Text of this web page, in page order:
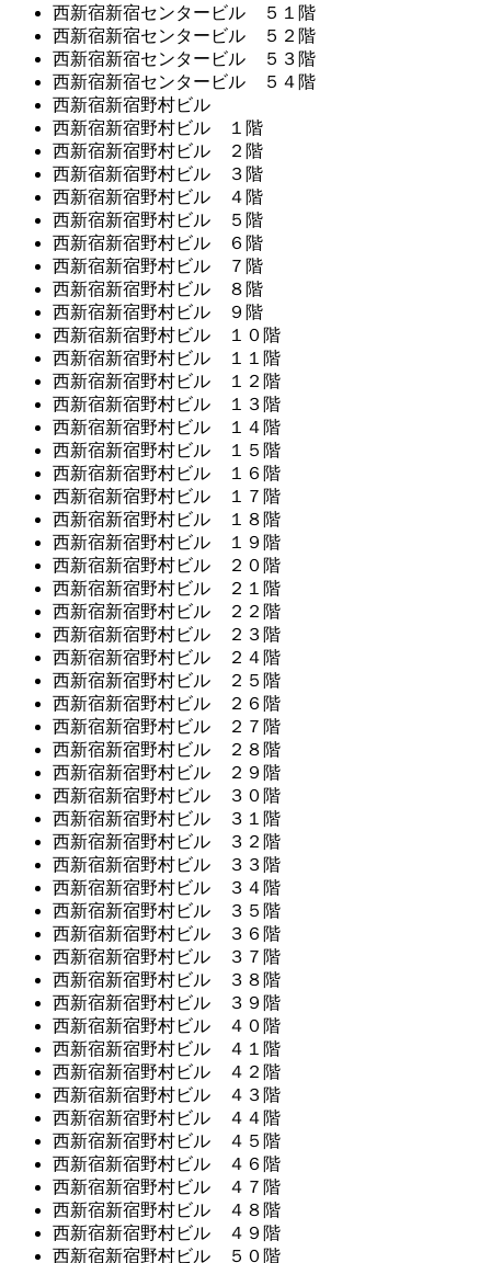
西新宿新宿センタービル ５１階
西新宿新宿センタービル ５２階
西新宿新宿センタービル ５３階
西新宿新宿センタービル ５４階
西新宿新宿野村ビル
西新宿新宿野村ビル １階
西新宿新宿野村ビル ２階
西新宿新宿野村ビル ３階
西新宿新宿野村ビル ４階
西新宿新宿野村ビル ５階
西新宿新宿野村ビル ６階
西新宿新宿野村ビル ７階
西新宿新宿野村ビル ８階
西新宿新宿野村ビル ９階
西新宿新宿野村ビル １０階
西新宿新宿野村ビル １１階
西新宿新宿野村ビル １２階
西新宿新宿野村ビル １３階
西新宿新宿野村ビル １４階
西新宿新宿野村ビル １５階
西新宿新宿野村ビル １６階
西新宿新宿野村ビル １７階
西新宿新宿野村ビル １８階
西新宿新宿野村ビル １９階
西新宿新宿野村ビル ２０階
西新宿新宿野村ビル ２１階
西新宿新宿野村ビル ２２階
西新宿新宿野村ビル ２３階
西新宿新宿野村ビル ２４階
西新宿新宿野村ビル ２５階
西新宿新宿野村ビル ２６階
西新宿新宿野村ビル ２７階
西新宿新宿野村ビル ２８階
西新宿新宿野村ビル ２９階
西新宿新宿野村ビル ３０階
西新宿新宿野村ビル ３１階
西新宿新宿野村ビル ３２階
西新宿新宿野村ビル ３３階
西新宿新宿野村ビル ３４階
西新宿新宿野村ビル ３５階
西新宿新宿野村ビル ３６階
西新宿新宿野村ビル ３７階
西新宿新宿野村ビル ３８階
西新宿新宿野村ビル ３９階
西新宿新宿野村ビル ４０階
西新宿新宿野村ビル ４１階
西新宿新宿野村ビル ４２階
西新宿新宿野村ビル ４３階
西新宿新宿野村ビル ４４階
西新宿新宿野村ビル ４５階
西新宿新宿野村ビル ４６階
西新宿新宿野村ビル ４７階
西新宿新宿野村ビル ４８階
西新宿新宿野村ビル ４９階
西新宿新宿野村ビル ５０階